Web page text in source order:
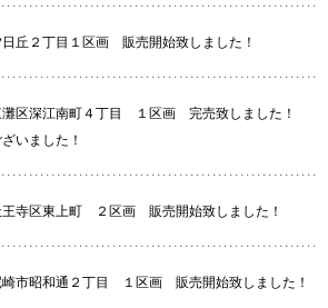
日丘２丁目１区画 販売開始致しました！
灘区深江南町４丁目 １区画 完売致しました！
いました！
王寺区東上町 ２区画 販売開始致しました！
崎市昭和通２丁目 １区画 販売開始致しました！